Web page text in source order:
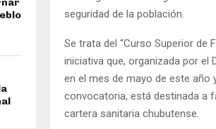
seguridad de la población.
Se trata del “Curso Superior de
iniciativa que, organizada por el
en el mes de mayo de este año
convocatoria, está destinada a
cartera sanitaria chubutense.